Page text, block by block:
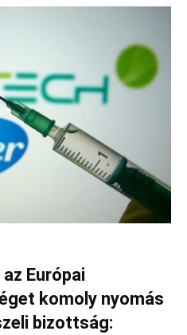
Európai
komoly nyomás
bizottság: